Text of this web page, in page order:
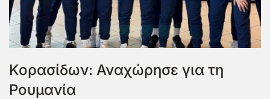
Κορασίδων: Αναχώρησε για τη
Ρουμανία